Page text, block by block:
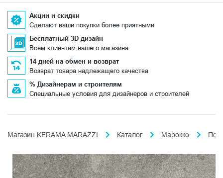
Акции и скидки
Сделают ваши покупки более приятными
Бесплатный 3D дизайн
Всем клиентам нашего магазина
14 дней на обмен и возврат
Возврат товара надлежащего качества
% Дизайнерам и строителям
Специальные условия для дизайнеров и строителей
Магазин KERAMA MARAZZI Каталог Марокко